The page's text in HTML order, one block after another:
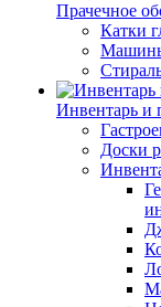
Прачечное
Катки
Инвентарь и
Доски